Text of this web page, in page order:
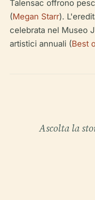
Talensac offrono
(Megan Starr).
celebrata nel Museo
artistici annuali (Best
Ascolta la